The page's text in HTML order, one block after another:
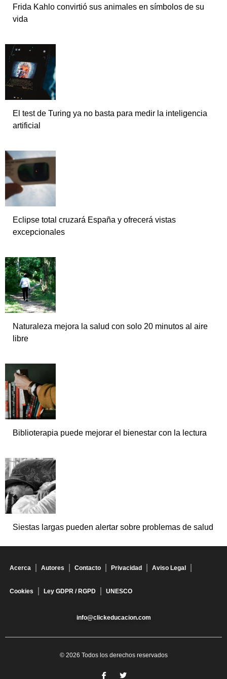
Frida Kahlo convirtió sus animales en símbolos de su
vida
El test de Turing ya no basta para medir la inteligencia
artificial
Eclipse total cruzará España y ofrecerá vistas
excepcionales
Naturaleza mejora la salud con solo 20 minutos al aire
libre
Biblioterapia puede mejorar el bienestar con la lectura
Siestas largas pueden alertar sobre problemas de salud
Acerca Autores Contacto Privacidad Aviso Legal
Cookies Ley GDPR / RGPD UNESCO
info@clickeducacion.com
© 2026 Todos los derechos reservados